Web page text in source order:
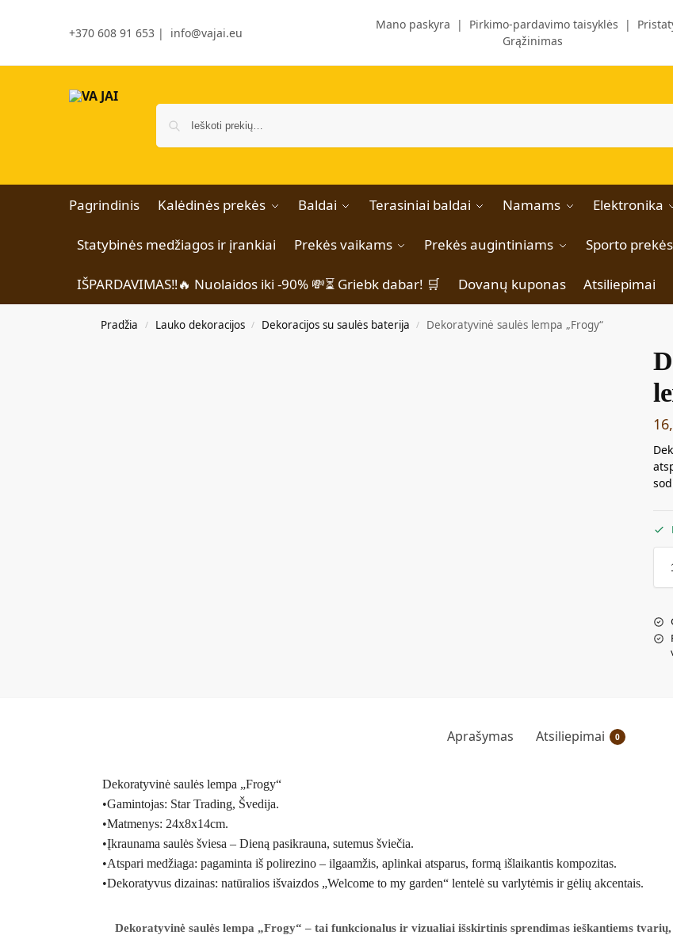
+370 608 91 653 | info@vajai.eu
Mano paskyra | Pirkimo-pardavimo taisyklės |
Grąžinimas
Pagrindinis Kalėdinės prekės Baldai Terasiniai baldai Namams Elektronika
Statybinės medžiagos ir įrankiai Prekės vaikams Prekės augintiniams Sporto prekės
IŠPARDAVIMAS‼️🔥 Nuolaidos iki -90% 💸⏳ Griebk dabar! 🛒 Dovanų kuponas Atsiliepimai
Pradžia / Lauko dekoracijos / Dekoracijos su saulės baterija / Dekoratyvinė saulės lempa „Frogy“
Aprašymas Atsiliepimai 0
Dekoratyvinė saulės lempa „Frogy“
•Gamintojas: Star Trading, Švedija.
•Matmenys: 24x8x14cm.
•Įkraunama saulės šviesa – Dieną pasikrauna, sutemus šviečia.
•Atspari medžiaga: pagaminta iš polirezino – ilgaamžis, aplinkai atsparus, formą išlaikantis kompozitas.
•Dekoratyvus dizainas: natūralios išvaizdos „Welcome to my garden“ lentelė su varlytėmis ir gėlių akcentais.
Dekoratyvinė saulės lempa „Frogy“ – tai funkcionalus ir vizualiai išskirtinis sprendimas ieškantiems